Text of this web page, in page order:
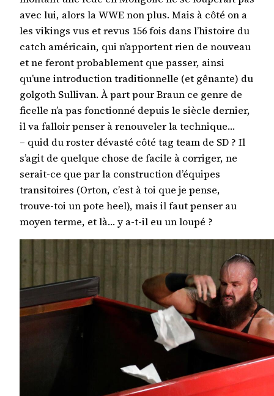
avec lui, alors la WWE non plus. Mais à côté on a
les vikings vus et revus 156 fois dans l’histoire du
catch américain, qui n’apportent rien de nouveau
et ne feront probablement que passer, ainsi
qu’une introduction traditionnelle (et gênante) du
golgoth Sullivan. À part pour Braun ce genre de
ficelle n’a pas fonctionné depuis le siècle dernier,
il va falloir penser à renouveler la technique…
– quid du roster dévasté côté tag team de SD ? Il
s’agit de quelque chose de facile à corriger, ne
serait-ce que par la construction d’équipes
transitoires (Orton, c’est à toi que je pense,
trouve-toi un pote heel), mais il faut penser au
moyen terme, et là… y a-t-il eu un loupé ?